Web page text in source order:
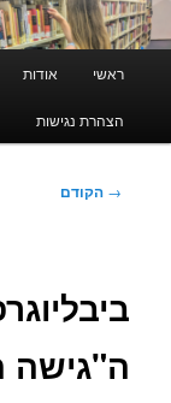
ראשי אודות
הצהרת נגישות
ניווט
→ הקודם
ה"גישה